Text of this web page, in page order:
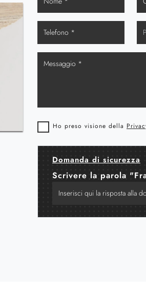
Ho preso visione della
Domanda di sicurezza
Scrivere la parola